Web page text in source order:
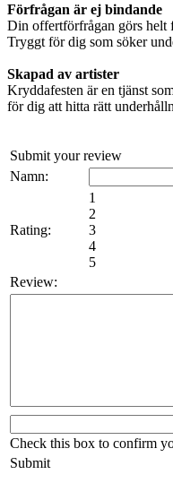
Förfrågan är ej bindande
Din offertförfrågan görs helt
Tryggt för dig som söker
Skapad av artister
Kryddafesten är en tjänst
för dig att hitta rätt
Submit your review
Namn:
Rating:
1
2
3
4
5
Review:
Check this box to confirm
Submit